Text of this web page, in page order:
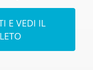
E VEDI IL